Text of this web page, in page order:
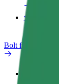
รายงานรถ
Bolt for Business